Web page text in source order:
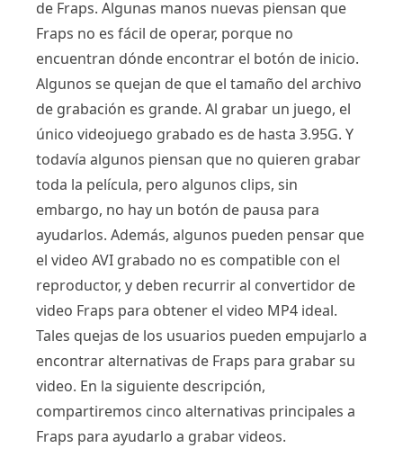
de Fraps. Algunas manos nuevas piensan que
Fraps no es fácil de operar, porque no
encuentran dónde encontrar el botón de inicio.
Algunos se quejan de que el tamaño del archivo
de grabación es grande. Al grabar un juego, el
único videojuego grabado es de hasta 3.95G. Y
todavía algunos piensan que no quieren grabar
toda la película, pero algunos clips, sin
embargo, no hay un botón de pausa para
ayudarlos. Además, algunos pueden pensar que
el video AVI grabado no es compatible con el
reproductor, y deben recurrir al convertidor de
video Fraps para obtener el video MP4 ideal.
Tales quejas de los usuarios pueden empujarlo a
encontrar alternativas de Fraps para grabar su
video. En la siguiente descripción,
compartiremos cinco alternativas principales a
Fraps para ayudarlo a grabar videos.